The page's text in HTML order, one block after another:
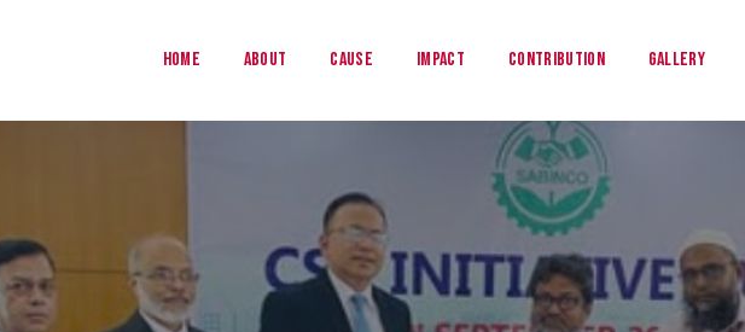
Home About Cause Impact Contribution Gallery